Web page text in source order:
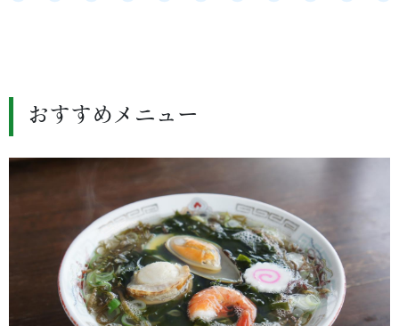
おすすめメニュー